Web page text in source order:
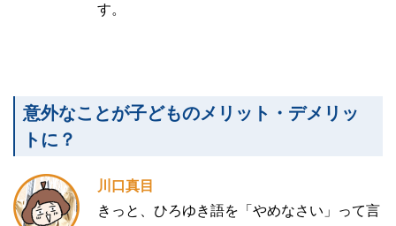
す。
意外なことが子どものメリット・デメリッ
トに？
川口真目
きっと、ひろゆき語を「やめなさい」って言